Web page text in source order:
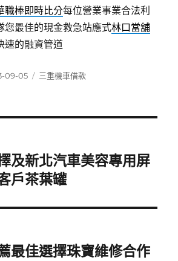
職棒即時比分每位營業事業合法利
您最佳的現金救急站應式林口當舖
速的融資管道
09-05
分
三重機車借款
及新北汽車美容專用屏
戶茶葉罐
最佳選擇珠寶維修合作